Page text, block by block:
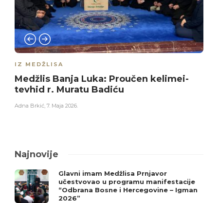
IZ MEDŽLISA
Medžlis Banja Luka: Proučen kelimei-
tevhid r. Muratu Badiću
Adna Brkić, 7. Maja 2026.
Najnovije
Glavni imam Medžlisa Prnjavor
učestvovao u programu manifestacije
“Odbrana Bosne i Hercegovine – Igman
2026”